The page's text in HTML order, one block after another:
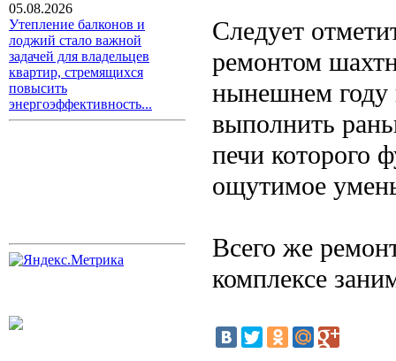
05.08.2026
Утепление балконов и
лоджий стало важной
задачей для владельцев
квартир, стремящихся
повысить
энергоэффективность...
Следует
ремонтом
нынешнем году
выполнить
печи которого
ощутимое
Всего же
комплексе